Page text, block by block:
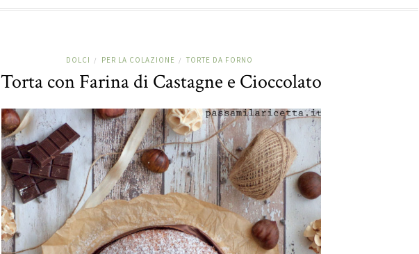
DOLCI / PER LA COLAZIONE / TORTE DA FORNO
Torta con Farina di Castagne e Cioccolato